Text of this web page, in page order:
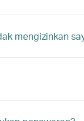
mengizinkan